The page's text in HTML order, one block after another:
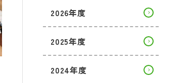
2026年度
2025年度
2024年度